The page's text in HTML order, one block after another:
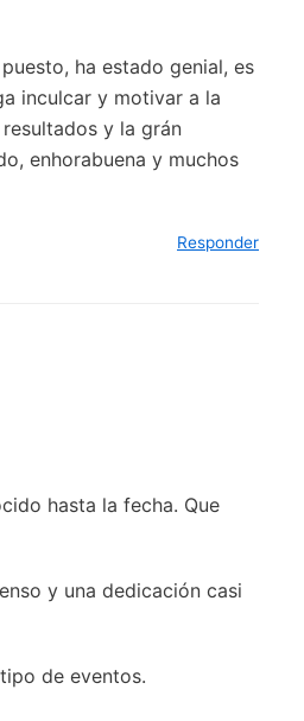
ha estado genial, es
inculcar y motivar a la
y la grán
enhorabuena y muchos
Responder
hasta la fecha. Que
y una dedicación casi
de eventos.